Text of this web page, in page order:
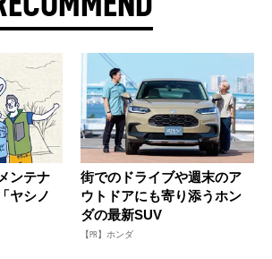
ンテナ
ヤシノ
街でのドライブや週末のア
ウトドアにも寄り添うホン
ダの最新SUV
【PR】ホンダ